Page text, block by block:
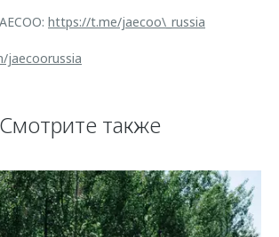
https://t.me/jaecoo\_russia
jaecoorussia
Смотрите также